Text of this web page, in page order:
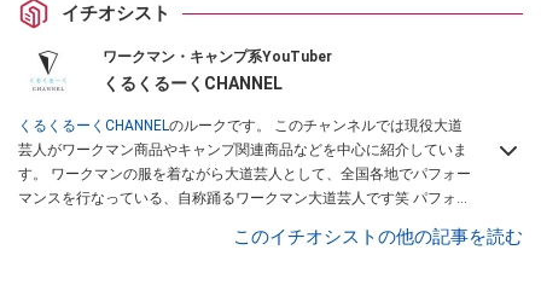
イチオシスト
ワークマン・キャンプ系YouTuber
くるくるーくCHANNEL
くるくるーくCHANNELのルークです。 このチャンネルでは現役大道
芸人がワークマン商品やキャンプ関連商品などを中心に紹介していま
す。 ワークマンの服を着ながら大道芸人として、全国各地でパフォー
マンスを行なっている、自称踊るワークマン大道芸人です笑 パフォー
このイチオシストの他の記事を読む